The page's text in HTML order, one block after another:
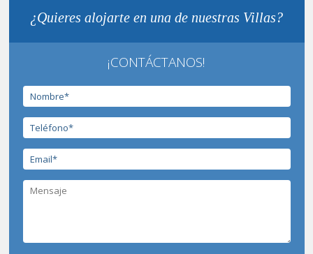
¿Quieres alojarte en una de nuestras Villas?
¡CONTÁCTANOS!